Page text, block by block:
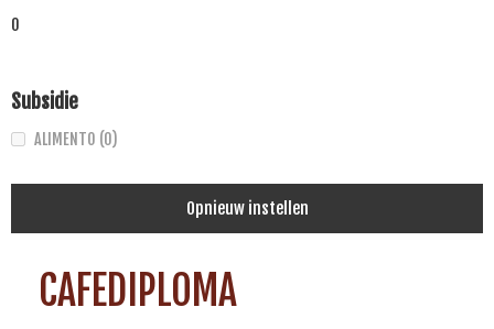
0
Subsidie
ALIMENTO (0)
Opnieuw instellen
CAFEDIPLOMA